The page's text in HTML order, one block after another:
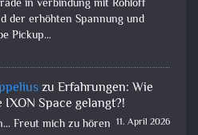
in verbindung mit Rohloff
der erhöhten Spannung und
Pickup…
zu Erfahrungen: Wie
IXON Space gelangt?!
11. April 2026
Freut mich zu hören